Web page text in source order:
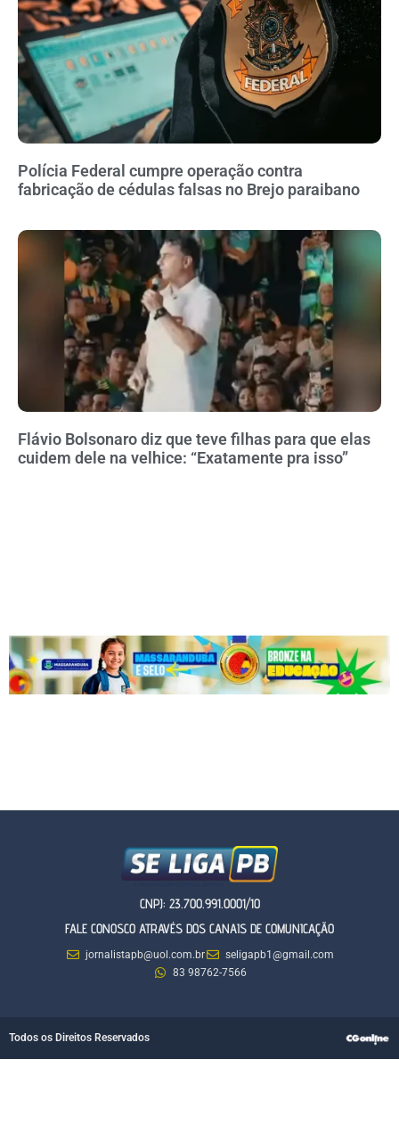
Polícia Federal cumpre operação contra
fabricação de cédulas falsas no Brejo paraibano
Flávio Bolsonaro diz que teve filhas para que elas
cuidem dele na velhice: “Exatamente pra isso”
CNPJ: 23.700.991.0001/10
FALE CONOSCO ATRAVÉS DOS CANAIS DE COMUNICAÇÃO
jornalistapb@uol.com.br
seligapb1@gmail.com
83 98762-7566
Todos os Direitos Reservados